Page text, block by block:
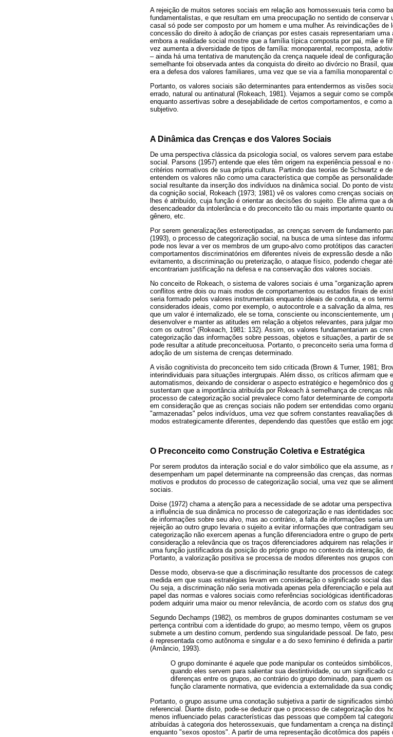
A rejeição de muitos setores sociais em relação aos homossexuais teria como
fundamentalistas, e que resultam em uma preocupação no sentido de conservar
casal só pode ser composto por um homem e uma mulher. As reivindicações de
concessão do direito à adoção de crianças por estes casais representariam
embora a realidade social mostre que a família típica composta por pai, mãe e
vez aumenta a diversidade de tipos de família: monoparental, recomposta,
– ainda há uma tentativa de manutenção da crença naquele ideal de
semelhante foi observada antes da conquista do direito ao divórcio no Brasil,
era a defesa dos valores familiares, uma vez que se via a família monoparental
Portanto, os valores sociais são determinantes para entendermos as visões
errado, natural ou antinatural (Rokeach, 1981). Vejamos a seguir como se
enquanto assertivas sobre a desejabilidade de certos comportamentos, e como
subjetivo.
A Dinâmica das Crenças e dos Valores Sociais
De uma perspectiva clássica da psicologia social, os valores servem para
social. Parsons (1957) entende que eles têm origem na experiência pessoal e
critérios normativos de sua própria cultura. Partindo das teorias de Schwartz e
entendem os valores não como uma característica que compõe as
social resultante da inserção dos indivíduos na dinâmica social. Do ponto de
da cognição social, Rokeach (1973; 1981) vê os valores como crenças sociais
lhes é atribuído, cuja função é orientar as decisões do sujeito. Ele afirma que a
desencadeador da intolerância e do preconceito tão ou mais importante quanto
gênero, etc.
Por serem generalizações estereotipadas, as crenças servem de fundamento
(1993), o processo de categorização social, na busca de uma síntese das
pode nos levar a ver os membros de um grupo-alvo como protótipos das
comportamentos discriminatórios em diferentes níveis de expressão desde a
evitamento, a discriminação ou preterização, o ataque físico, podendo chegar
encontrariam justificação na defesa e na conservação dos valores sociais.
No conceito de Rokeach, o sistema de valores sociais é uma "organização
conflitos entre dois ou mais modos de comportamentos ou estados finais de
seria formado pelos valores instrumentais enquanto ideais de conduta, e os
considerados ideais, como por exemplo, o autocontrole e a salvação da alma,
que um valor é internalizado, ele se torna, consciente ou inconscientemente, um
desenvolver e manter as atitudes em relação a objetos relevantes, para julgar
com os outros" (Rokeach, 1981: 132). Assim, os valores fundamentariam as
categorização das informações sobre pessoas, objetos e situações, a partir de
pode resultar a atitude preconceituosa. Portanto, o preconceito seria uma forma
adoção de um sistema de crenças determinado.
A visão cognitivista do preconceito tem sido criticada (Brown & Turner, 1981;
interindividuais para situações intergrupais. Além disso, os críticos afirmam
automatismos, deixando de considerar o aspecto estratégico e hegemônico dos
sustentam que a importância atribuída por Rokeach à semelhança de crenças
processo de categorização social prevalece como fator determinante de
em consideração que as crenças sociais não podem ser entendidas como
"armazenadas" pelos indivíduos, uma vez que sofrem constantes reavaliações
modos estrategicamente diferentes, dependendo das questões que estão em
O Preconceito como Construção Coletiva e Estratégica
Por serem produtos da interação social e do valor simbólico que ela assume,
desempenham um papel determinante na compreensão das crenças, das
motivos e produtos do processo de categorização social, uma vez que se
sociais.
Doise (1972) chama a atenção para a necessidade de se adotar uma
a influência de sua dinâmica no processo de categorização e nas identidades
de informações sobre seu alvo, mas ao contrário, a falta de informações seria
rejeição ao outro grupo levaria o sujeito a evitar informações que contradigam
categorização não exercem apenas a função diferenciadora entre o grupo de
consideração a relevância que os traços diferenciadores adquirem nas relações
uma função justificadora da posição do próprio grupo no contexto da interação,
Portanto, a valorização positiva se processa de modos diferentes nos grupos
Desse modo, observa-se que a discriminação resultante dos processos de
medida em que suas estratégias levam em consideração o significado social
Ou seja, a discriminação não seria motivada apenas pela diferenciação e pela
papel das normas e valores sociais como referências sociológicas
podem adquirir uma maior ou menor relevância, de acordo com os status dos
Segundo Dechamps (1982), os membros de grupos dominantes costumam se
pertença contribui com a identidade do grupo; ao mesmo tempo, vêem os
submete a um destino comum, perdendo sua singularidade pessoal. De fato,
é representada como autônoma e singular e a do sexo feminino é definida a
(Amâncio, 1993).
O grupo dominante é aquele que pode manipular os conteúdos
quando eles servem para salientar sua destintividade, ou um significado
diferenças entre os grupos, ao contrário do grupo dominado, para quem
função claramente normativa, que evidencia a externalidade da sua
Portanto, o grupo assume uma conotação subjetiva a partir de significados
referencial. Diante disto, pode-se deduzir que o processo de categorização dos
menos influenciado pelas características das pessoas que compõem tal
atribuídas à categoria dos heterossexuais, que fundamentam a crença na
enquanto "sexos opostos". A partir de uma representação dicotômica dos